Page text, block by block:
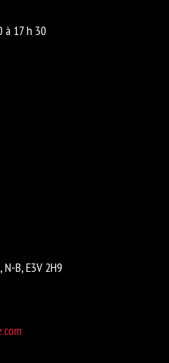
à 17 h 30
B, E3V 2H9